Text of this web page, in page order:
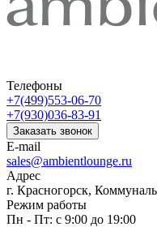
Телефоны
+7(499)553-06-70
+7(930)036-83-91
Заказать звонок
E-mail
sales@ambientlounge.ru
Адрес
г. Красногорск,
Режим работы
Пн - Пт: с 9:00 до 19:00